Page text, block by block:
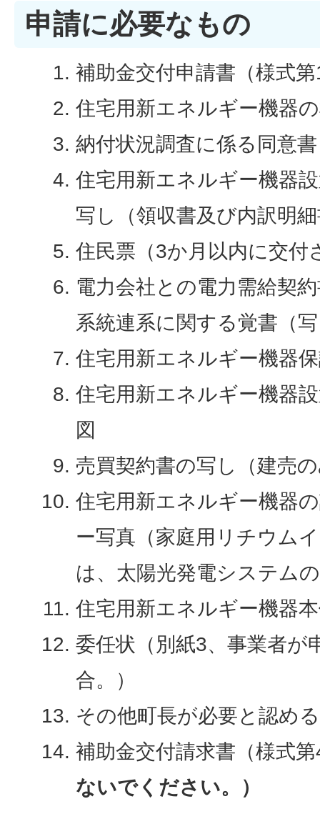
申請に必要なもの
補助金交付申請書（様式
住宅用新エネルギー機器
納付状況調査に係る同意
住宅用新エネルギー機器
写し（領収書及び内訳明
住民票（3か月以内に交付
電力会社との電力需給契
系統連系に関する覚書（
住宅用新エネルギー機器
住宅用新エネルギー機器
図
売買契約書の写し（建売
住宅用新エネルギー機器
ー写真（家庭用リチウム
は、太陽光発電システム
住宅用新エネルギー機器
委任状（別紙3、事業者が
合。）
その他町長が必要と認め
補助金交付請求書（様式
ないでください。）